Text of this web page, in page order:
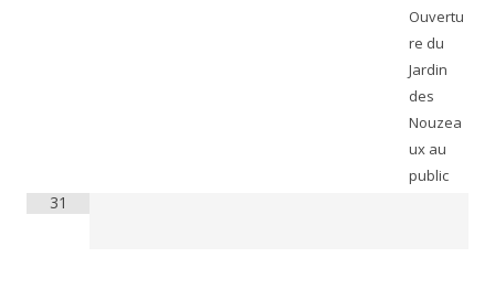
Ouvertu
re du
Jardin
des
Nouzea
ux au
public
31